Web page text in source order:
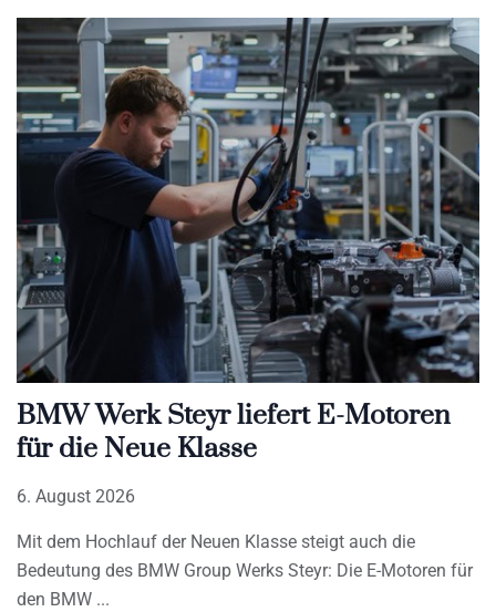
BMW Werk Steyr liefert E-Motoren
für die Neue Klasse
6. August 2026
Mit dem Hochlauf der Neuen Klasse steigt auch die
Bedeutung des BMW Group Werks Steyr: Die E-Motoren für
den BMW